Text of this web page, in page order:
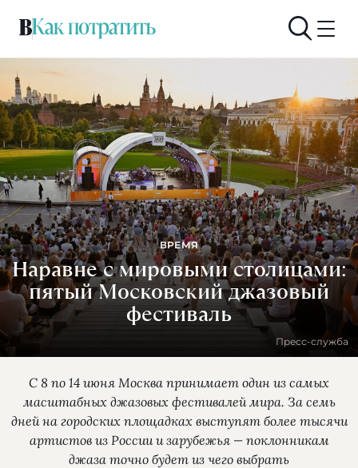
ВРЕМЯ
Наравне с мировыми столицами:
пятый Московский джазовый
фестиваль
Пресс-служба
С 8 по 14 июня Москва принимает один из самых
масштабных джазовых фестивалей мира. За семь
дней на городских площадках выступят более тысячи
артистов из России и зарубежья — поклонникам
джаза точно будет из чего выбрать